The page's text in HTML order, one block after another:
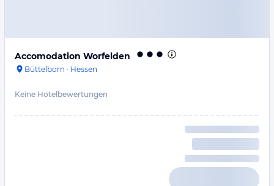
Accomodation Worfelden
Büttelborn · Hessen
Keine Hotelbewertungen